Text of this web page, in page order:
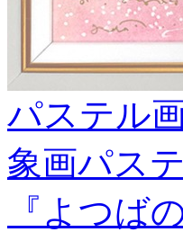
パステル
象画パス
『よつば